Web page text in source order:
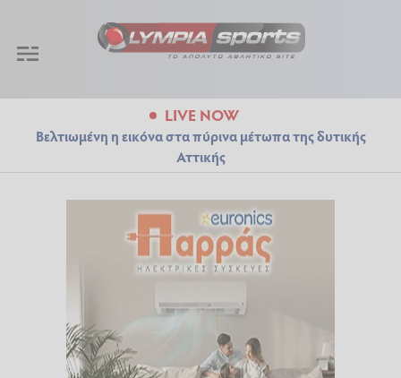
LIVE NOW
Βελτιωμένη η εικόνα στα πύρινα μέτωπα της δυτικής
Αττικής